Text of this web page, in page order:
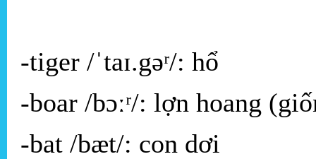
-tiger /ˈtaɪ.gəʳ/: hổ
-boar /bɔːʳ/: lợn hoang
-bat /bæt/: con dơi